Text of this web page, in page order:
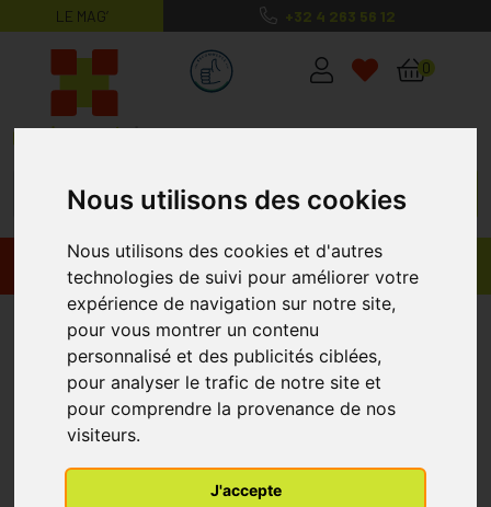
Nous utilisons des cookies
Nous utilisons des cookies et d'autres
technologies de suivi pour améliorer votre
expérience de navigation sur notre site,
pour vous montrer un contenu
personnalisé et des publicités ciblées,
pour analyser le trafic de notre site et
pour comprendre la provenance de nos
visiteurs.
J'accepte
LE MAG’ +32 4 263 56 12
MaPharmacie.be ma santé, mes
0
Promos Produits
Allergodil Collyre 6 ML